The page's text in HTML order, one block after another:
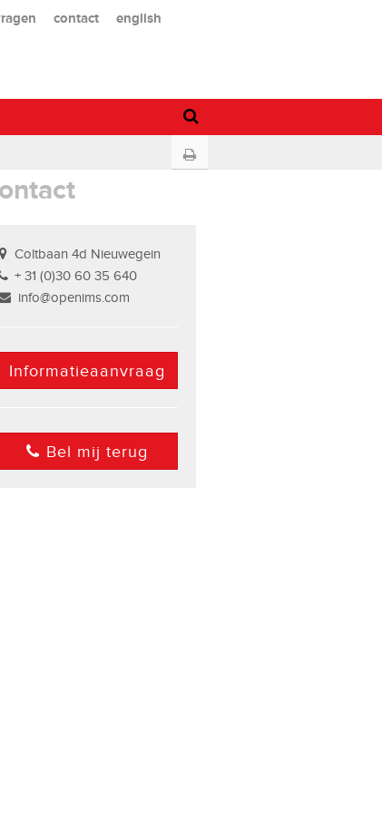
contact english
Coltbaan 4d Nieuwegein
+ 31 (0)30 60 35 640
info@openims.com
Informatieaanvraag
Bel mij terug